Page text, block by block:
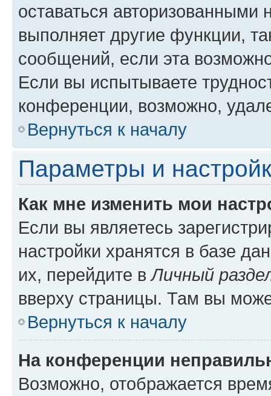
оставаться авторизованными
выполняет другие функции,
сообщений, если эта
Если вы испытываете
конференции, возможно,
Вернуться к началу
Параметры и
Как мне изменить мои
Если вы являетесь
настройки хранятся в базе
их, перейдите вЛичный
вверху страницы. Там вы
Вернуться к началу
На конференции
Возможно, отображается